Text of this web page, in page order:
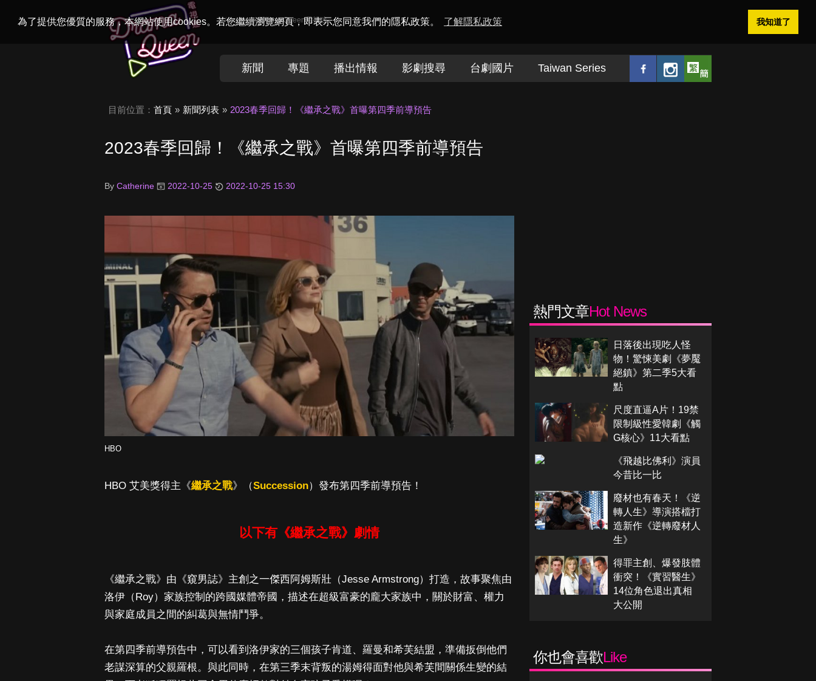
為了提供您優質的服務，本網站使用cookies。若您繼續瀏覽網頁，即表示您同意我們的隱私政策。 了解隱私政策 我知道了
Welcome toDramaQueen電視迷
新聞 專題 播出情報 影劇搜尋 台劇國片 Taiwan Series
目前位置： 首頁 新聞列表 2023春季回歸！《繼承之戰》首曝第四季前導預告
2023春季回歸！《繼承之戰》首曝第四季前導預告
By Catherine 2022-10-25 2022-10-25 15:30
HBO
HBO 艾美獎得主《繼承之戰》（Succession）發布第四季前導預告！
以下有《繼承之戰》劇情
《繼承之戰》由《窺男誌》主創之一傑西阿姆斯壯（Jesse Armstrong）打造，故事聚焦由
洛伊（Roy）家族控制的跨國媒體帝國，描述在超級富豪的龐大家族中，關於財富、權力
與家庭成員之間的糾葛與無情鬥爭。
在第四季前導預告中，可以看到洛伊家的三個孩子肯道、羅曼和希芙結盟，準備扳倒他們
老謀深算的父親羅根。與此同時，在第三季末背叛的湯姆得面對他與希芙間關係生變的結
熱門文章Hot News
日落後出現吃人怪
物！驚悚美劇《夢魘
絕鎮》第二季5大看
點
尺度直逼A片！19禁
限制級性愛韓劇《觸
G核心》11大看點
《飛越比佛利》演員
今昔比一比
廢材也有春天！《逆
轉人生》導演搭檔打
造新作《逆轉廢材人
生》
得罪主創、爆發肢體
衝突！《實習醫生》
14位角色退出真相
大公開
你也會喜歡Like